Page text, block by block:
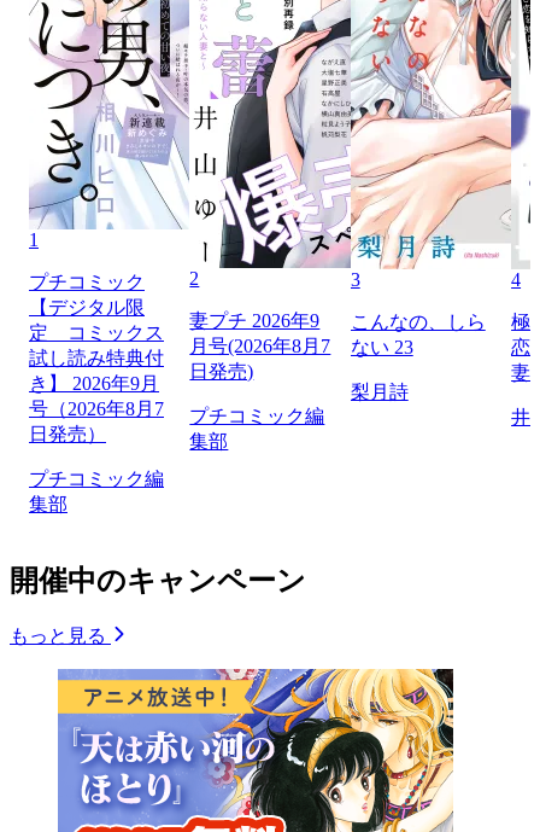
1
プチコミック
【デジタル限
定 コミックス
試し読み特典付
き】 2026年9月
号（2026年8月7
日発売）
プチコミック編
集部
2
妻プチ 2026年9
月号(2026年8月7
日発売)
プチコミック編
集部
3
こんなの、しら
ない 23
梨月詩
4
極
恋
妻
井
開催中のキャンペーン
もっと見る